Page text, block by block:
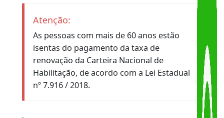
abertura de processo administrativo para a
retirada da restrição.
Para obter mais informações sobre os exames
necessários, clique aqui.